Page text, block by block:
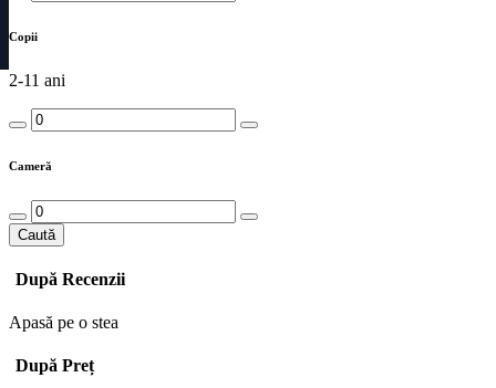
Copii
2-11 ani
Cameră
Caută
După Recenzii
Apasă pe o stea
După Preț